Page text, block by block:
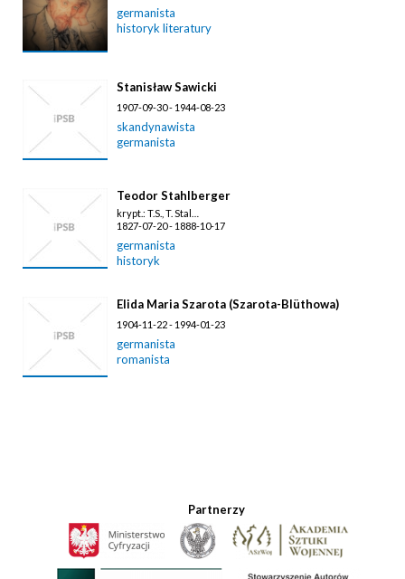
germanista
historyk literatury
Stanisław Sawicki
1907-09-30 - 1944-08-23
skandynawista
germanista
Teodor Stahlberger
krypt.: T.S., T. Stal…
1827-07-20 - 1888-10-17
germanista
historyk
Elida Maria Szarota (Szarota-Blüthowa)
1904-11-22 - 1994-01-23
germanista
romanista
Partnerzy